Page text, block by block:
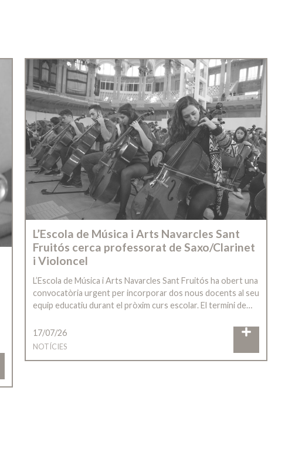
L’Escola de Música i Arts Navarcles Sant
Fruitós cerca professorat de Saxo/Clarinet
i Violoncel
L’Escola de Música i Arts Navarcles Sant Fruitós ha obert una
convocatòria urgent per incorporar dos nous docents al seu
equip educatiu durant el pròxim curs escolar. El termini de…
17/07/26
NOTÍCIES